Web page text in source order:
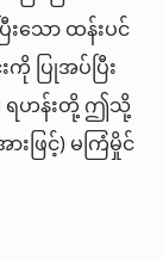
းသော ထန်းပင်
ကို ပြုအပ်ပြီး
။ ရဟန်းတို့ ဤသို့
ဖြင့်) မကြံမှိုင်